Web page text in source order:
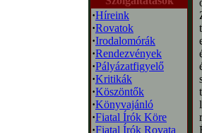
·Híreink
·Rovatok
·Irodalomórák
·Rendezvények
·Pályázatfigyelő
·Kritikák
·Köszöntők
·Könyvajánló
·Fiatal Írók Köre
·Fiatal Írók Rovata